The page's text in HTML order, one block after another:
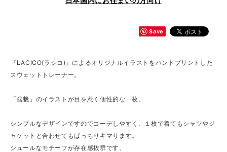
Save
『LACICO(ラシコ)』によるオリジナルイラストをハンドプリントした
スウェットトレーナー。
「盆栽」のイラストが目を惹く個性的な一枚。
シンプルなデザインですのでコーデしやすく、１枚で着てもシャツやジ
ャケットと合わせてもばっちりキマります。
シュールなモチーフが存在感抜群です。